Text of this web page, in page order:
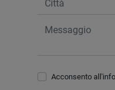
Acconsento